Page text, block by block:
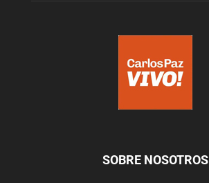
SOBRE NOSOTROS